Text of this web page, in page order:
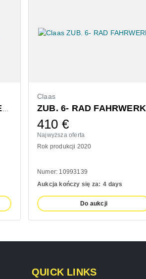
Claas
ZUB. 6- RAD FAHRWERK
410 €
Najwyższa oferta
Rok produkcji 2020
Numer: 10993139
Aukcja kończy się za: 4 days
Do aukcji
QUICK LINKS